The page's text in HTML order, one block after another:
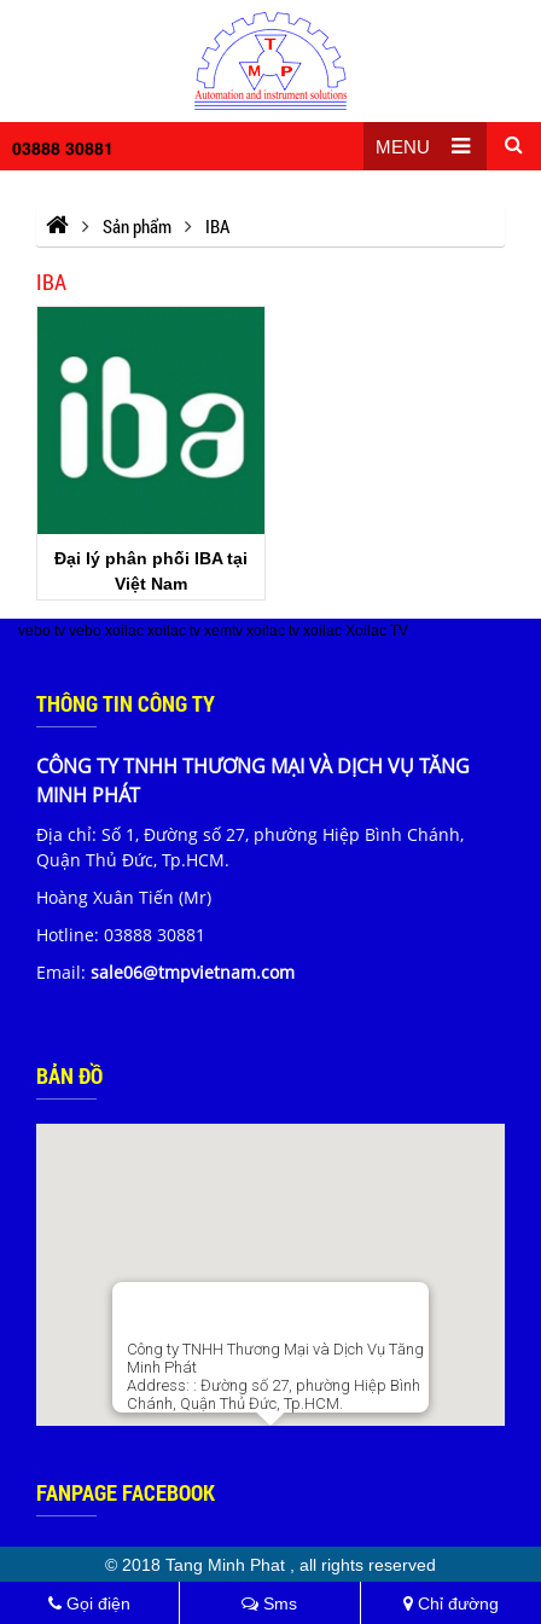
03888 30881 MENU
Sản phẩm IBA
IBA
Đại lý phân phối IBA tại
Việt Nam
vebo tv vebo xoilac xoilac tv xemtv xoilac tv xoilac Xoilac TV
THÔNG TIN CÔNG TY
CÔNG TY TNHH THƯƠNG MẠI VÀ DỊCH VỤ TĂNG
MINH PHÁT
Địa chỉ: Số 1, Đường số 27, phường Hiệp Bình Chánh,
Quận Thủ Đức, Tp.HCM.
Hoàng Xuân Tiến (Mr)
Hotline: 03888 30881
Email: sale06@tmpvietnam.com
BẢN ĐỒ
Công ty TNHH Thương Mại và Dịch Vụ Tăng
Minh Phát
Address: : Đường số 27, phường Hiệp Bình
Chánh, Quận Thủ Đức, Tp.HCM.
FANPAGE FACEBOOK
© 2018 Tang Minh Phat , all rights reserved
Gọi điện Sms Chỉ đường